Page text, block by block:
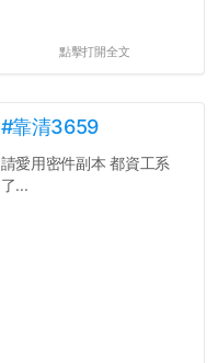
點擊打開全文
#靠清3659
請愛用密件副本 都資工系
了...